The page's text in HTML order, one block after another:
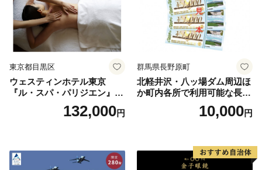
東京都目黒区
ウェスティンホテル東京
『ル・スパ・パリジエン』選
べるボディセラピー90分/1名
132,000円
群馬県長野原町
北軽井沢・八ッ場ダム周辺ほ
か町内各所で利用可能な長野
原町ふるさと感謝券（3,000
円分）【トラベル 観光 旅行
10,000円